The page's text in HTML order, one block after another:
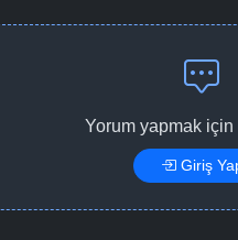
Yorum yapmak için
Giriş